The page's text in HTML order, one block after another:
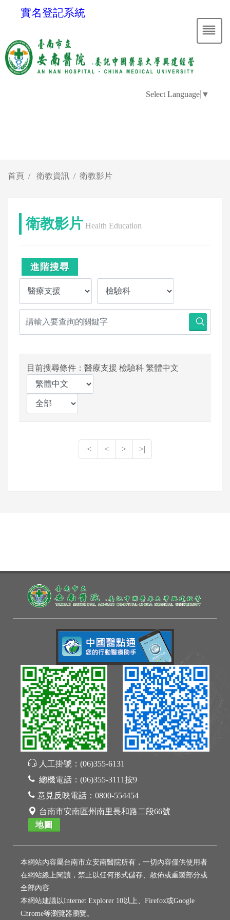
實名登記系統
Select Language ▼
首頁 衛教資訊 衛教影片
衛教影片 Health Education
進階搜尋
目前搜尋條件：醫療支援 檢驗科 繁體中文
|< < > >|
人工掛號： (06)355-6131
總機電話： (06)355-3111按9
意見反映電話： 0800-554454
台南市安南區州南里長和路二段66號
地圖
本網站內容屬台南市立安南醫院所有，一切內容僅供使用者
在網站線上閱讀，禁止以任何形式儲存、散佈或重製部分或
全部內容
本網站建議以Internet Explorer 10以上、Firefox或Google
Chrome等瀏覽器瀏覽。